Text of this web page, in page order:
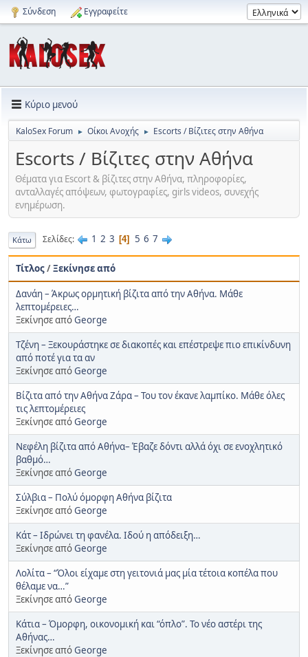
Σύνδεση Εγγραφείτε
Κύριο μενού
KaloSex Forum ► Οίκοι Ανοχής ► Escorts / Βίζιτες στην Αθήνα
Escorts / Βίζιτες στην Αθήνα
Θέματα για Εscort & βίζιτες στην Αθήνα, πληροφορίες,
ανταλλαγές απόψεων, φωτογραφίες, girls videos, συνεχής
ενημέρωση.
Κάτω Σελίδες 1 2 3 4 5 6 7
Τίτλος/Ξεκίνησε από
Δανάη – Άκρως ορμητική βίζιτα από την Αθήνα. Μάθε
λεπτομέρειες…
Ξεκίνησε απόGeorge
Τζένη – Ξεκουράστηκε σε διακοπές και επέστρεψε πιο επικίνδυνη
από ποτέ για τα αν
Ξεκίνησε απόGeorge
Βίζιτα από την Αθήνα Ζάρα – Του τον έκανε λαμπίκο. Μάθε όλες
τις λεπτομέρειες
Ξεκίνησε απόGeorge
Νεφέλη βίζιτα από Αθήνα– Έβαζε δόντι αλλά όχι σε ενοχλητικό
βαθμό…
Ξεκίνησε απόGeorge
Σύλβια – Πολύ όμορφη Αθήνα βίζιτα
Ξεκίνησε απόGeorge
Κάτ – Ιδρώνει τη φανέλα. Ιδού η απόδειξη…
Ξεκίνησε απόGeorge
Λολίτα – “Όλοι είχαμε στη γειτονιά μας μία τέτοια κοπέλα που
θέλαμε να…”
Ξεκίνησε απόGeorge
Κάτια – Όμορφη, οικονομική και “όπλο”. Το νέο αστέρι της
Αθήνας…
Ξεκίνησε απόGeorge